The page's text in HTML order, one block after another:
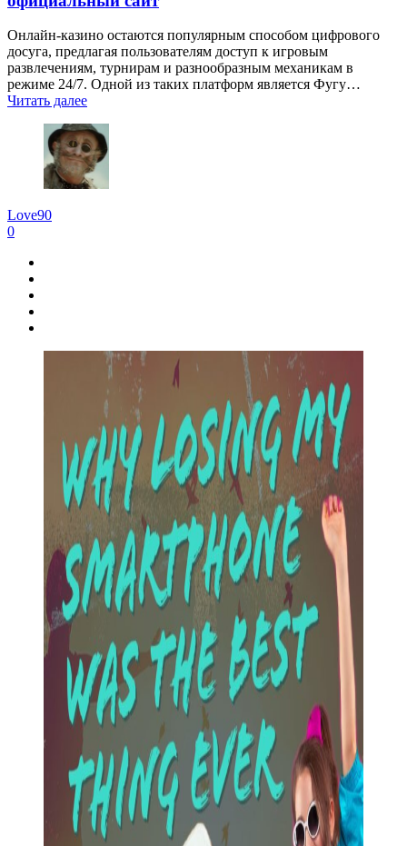
Онлайн‑казино остаются популярным способом цифрового
досуга, предлагая пользователям доступ к игровым
развлечениям, турнирам и разнообразным механикам в
режиме 24/7. Одной из таких платформ является Фугу…
Читать далее
Love90
0